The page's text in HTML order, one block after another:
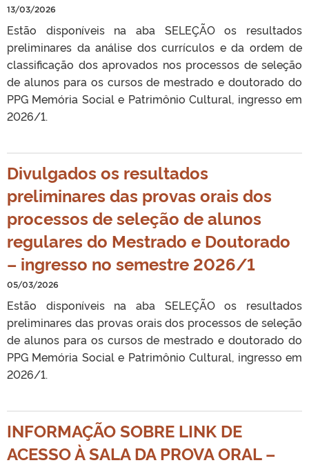
13/03/2026
Estão disponíveis na aba SELEÇÃO os resultados
preliminares da análise dos currículos e da ordem de
classificação dos aprovados nos processos de seleção
de alunos para os cursos de mestrado e doutorado do
PPG Memória Social e Patrimônio Cultural, ingresso em
2026/1.
Divulgados os resultados
preliminares das provas orais dos
processos de seleção de alunos
regulares do Mestrado e Doutorado
– ingresso no semestre 2026/1
05/03/2026
Estão disponíveis na aba SELEÇÃO os resultados
preliminares das provas orais dos processos de seleção
de alunos para os cursos de mestrado e doutorado do
PPG Memória Social e Patrimônio Cultural, ingresso em
2026/1.
INFORMAÇÃO SOBRE LINK DE
ACESSO À SALA DA PROVA ORAL –